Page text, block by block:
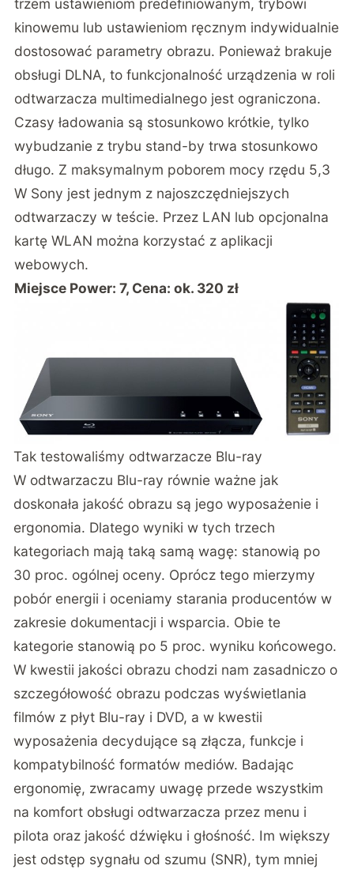
trzem ustawieniom predefiniowanym, trybowi
kinowemu lub ustawieniom ręcznym indywidualnie
dostosować parametry obrazu. Ponieważ brakuje
obsługi DLNA, to funkcjonalność urządzenia w roli
odtwarzacza multimedialnego jest ograniczona.
Czasy ładowania są stosunkowo krótkie, tylko
wybudzanie z trybu stand-by trwa stosunkowo
długo. Z maksymalnym poborem mocy rzędu 5,3
W Sony jest jednym z najoszczędniejszych
odtwarzaczy w teście. Przez LAN lub opcjonalna
kartę WLAN można korzystać z aplikacji
webowych.
Miejsce Power: 7, Cena: ok. 320 zł
Tak testowaliśmy odtwarzacze Blu-ray
W odtwarzaczu Blu-ray równie ważne jak
doskonała jakość obrazu są jego wyposażenie i
ergonomia. Dlatego wyniki w tych trzech
kategoriach mają taką samą wagę: stanowią po
30 proc. ogólnej oceny. Oprócz tego mierzymy
pobór energii i oceniamy starania producentów w
zakresie dokumentacji i wsparcia. Obie te
kategorie stanowią po 5 proc. wyniku końcowego.
W kwestii jakości obrazu chodzi nam zasadniczo o
szczegółowość obrazu podczas wyświetlania
filmów z płyt Blu-ray i DVD, a w kwestii
wyposażenia decydujące są złącza, funkcje i
kompatybilność formatów mediów. Badając
ergonomię, zwracamy uwagę przede wszystkim
na komfort obsługi odtwarzacza przez menu i
pilota oraz jakość dźwięku i głośność. Im większy
jest odstęp sygnału od szumu (SNR), tym mniej